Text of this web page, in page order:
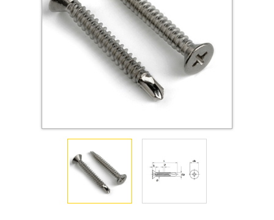
Крюки, кольца с метрической резьбой
Крюки, кольца с шурупной резьбой
Саморезы и шурупы